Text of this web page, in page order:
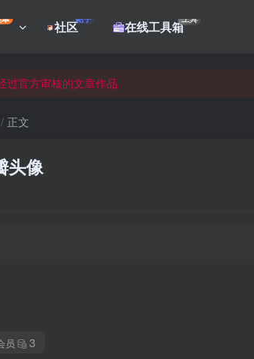
社区帖子 在线工具箱工具
过官方审核的文章作品
过官方审核的文章作品
正文
头像
员 3